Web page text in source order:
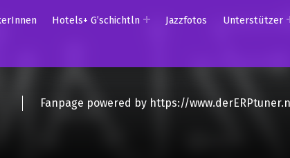
Hotels+ G’schichtln Jazzfotos Unterstützer
Fanpage powered by https://